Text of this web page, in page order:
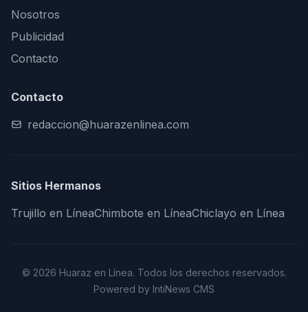
Nosotros
Publicidad
Contacto
Contacto
redaccion@huarazenlinea.com
Sitios Hermanos
Trujillo en LíneaChimbote en LíneaChiclayo en Línea
© 2026 Huaraz en Línea. Todos los derechos reservados.
Powered by IntiNews CMS